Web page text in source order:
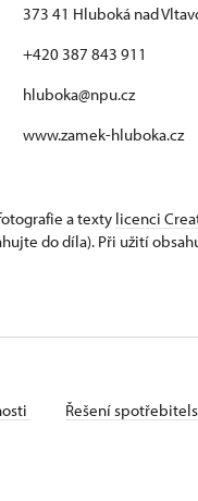
373 41 Hluboká nad
+420 387 843 911
hluboka@npu.cz
www.zamek-hluboka.cz
a texty licenci
do díla). Při užití
Řešení